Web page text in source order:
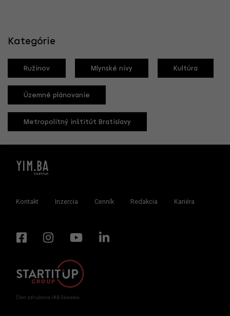
Kategórie
Ružinov Mlynské nivy Kultúra
Územné plánovanie
Metropolitný inštitút Bratislavy
Kontakt Inzercia Cenník Redakcia Kariéra
Člen združenia IAB Slovakia